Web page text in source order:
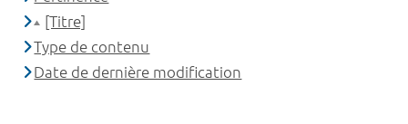
[Titre]
Type de contenu
Date de dernière modification